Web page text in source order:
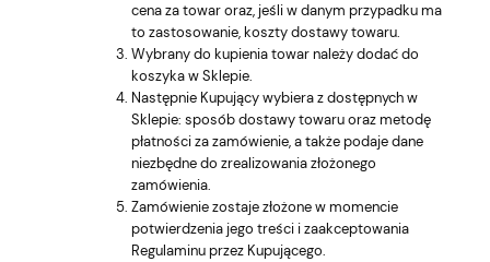
cena za towar oraz, jeśli w danym przypadku ma
to zastosowanie, koszty dostawy towaru.
Wybrany do kupienia towar należy dodać do
koszyka w Sklepie.
Następnie Kupujący wybiera z dostępnych w
Sklepie: sposób dostawy towaru oraz metodę
płatności za zamówienie, a także podaje dane
niezbędne do zrealizowania złożonego
zamówienia.
Zamówienie zostaje złożone w momencie
potwierdzenia jego treści i zaakceptowania
Regulaminu przez Kupującego.